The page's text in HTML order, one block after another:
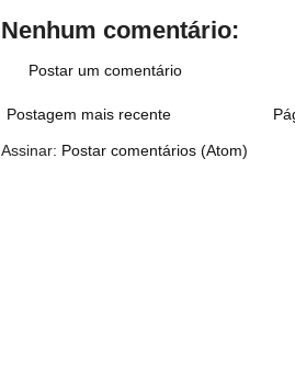
Nenhum comentário:
Postar um comentário
Postagem mais recente
Assinar: Postar comentários (Atom)